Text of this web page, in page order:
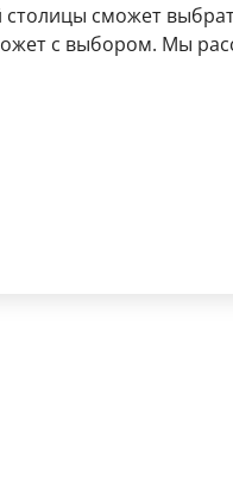
сможет
с выбором. Мы